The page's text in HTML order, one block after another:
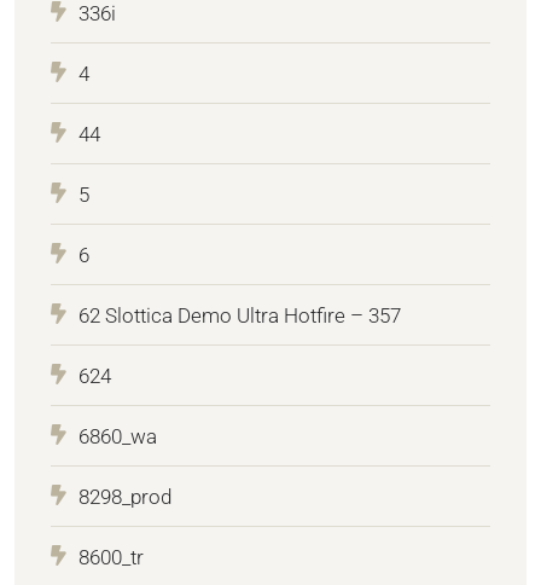
336i
4
44
5
6
62 Slottica Demo Ultra Hotfire – 357
624
6860_wa
8298_prod
8600_tr